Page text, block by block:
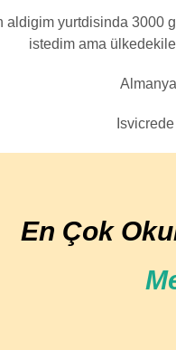
aldigim yurtdisinda 3000
istedim ama
En Çok